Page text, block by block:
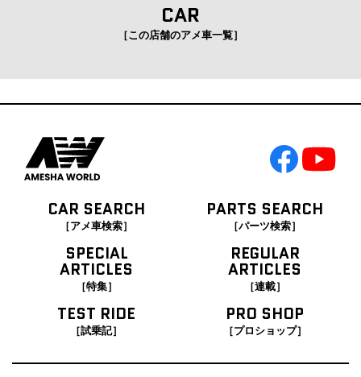
CAR
［この店舗のアメ車一覧］
CAR SEARCH
［アメ車検索］
PARTS SEARCH
［パーツ検索］
SPECIAL
ARTICLES
［特集］
REGULAR
ARTICLES
［連載］
TEST RIDE
［試乗記］
PRO SHOP
［プロショップ］